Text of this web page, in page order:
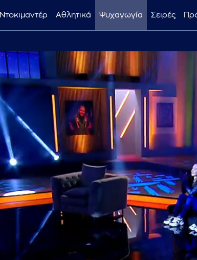
Ντοκιμαντέρ Αθλητικά Ψυχαγωγία Σειρές